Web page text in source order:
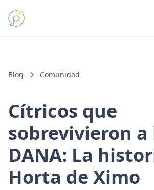
Blog Comunidad
Cítricos que
sobrevivieron a
DANA: La
Horta de Ximo